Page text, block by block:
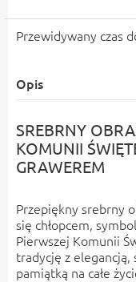
Przewidywany czas
Opis
SREBRNY
KOMUNII
GRAWEREM
Przepiękny srebrny
się chłopcem,
Pierwszej Komunii
tradycję z
pamiątką na całe